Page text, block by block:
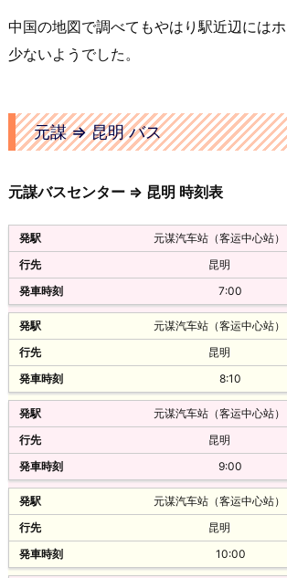
11:30
11:45
中型中级
楚雄客运北站
12:00
55元
中型高一级
楚雄客运北站
12:15
55元
中型中级
楚雄客运站
9:20
中国の地図で調べてもやはり駅近辺には
少ないようでした。
元謀 ⇒ 昆明 バス
元謀バスセンター ⇒ 昆明 時刻表
元谋汽车站（客运中心站）
昆明
7:00
元谋汽车站（客运中心站）
昆明
8:10
元谋汽车站（客运中心站）
昆明
9:00
元谋汽车站（客运中心站）
昆明
10:00